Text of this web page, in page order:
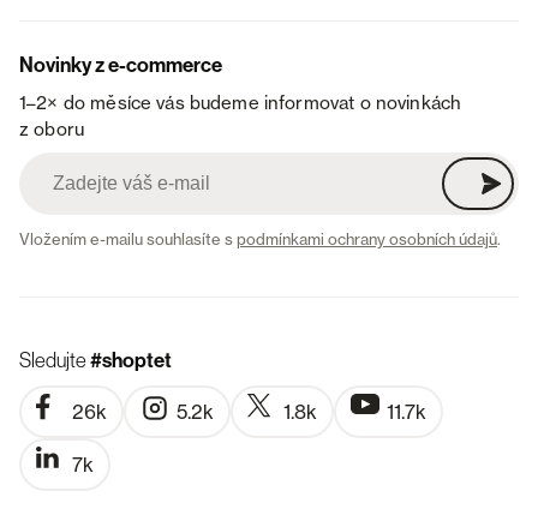
Novinky z e-commerce
1–2× do měsíce vás budeme informovat o novinkách
z oboru
Vložením e-mailu souhlasíte spodmínkami ochrany osobních údajů.
Sledujte#shoptet
26k 5.2k 1.8k 11.7k
7k